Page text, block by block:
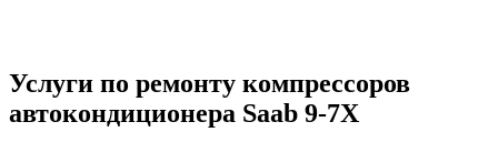
Услуги по ремонту компрессоров
автокондиционера Saab 9-7X